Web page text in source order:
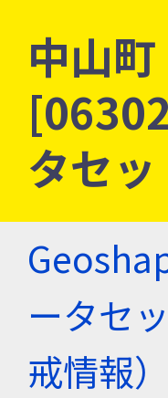
中山
タセッ
ータセ
戒情報）